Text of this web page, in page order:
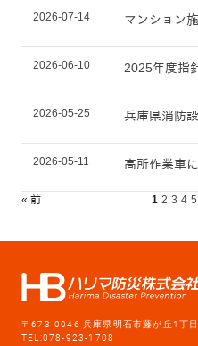
2026-07-14 マンション
2026-06-10 2025年度指
2026-05-25 兵庫県消防
2026-05-11 高所作業車
« 前 1 2 3 4 5
〒673-0046 兵庫県明石市藤が丘1丁
TEL:078-923-1708